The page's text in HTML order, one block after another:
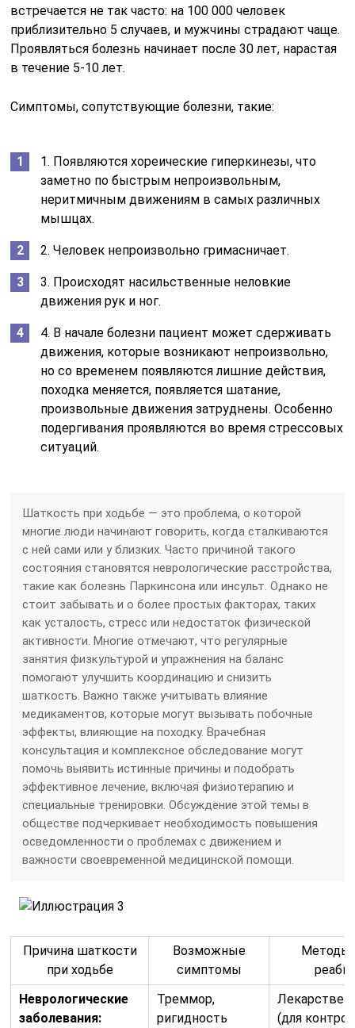
встречается не так часто: на 100 000 человек
приблизительно 5 случаев, и мужчины страдают чаще.
Проявляться болезнь начинает после 30 лет, нарастая
в течение 5-10 лет.
Симптомы, сопутствующие болезни, такие:
1. Появляются хореические гиперкинезы, что
заметно по быстрым непроизвольным,
неритмичным движениям в самых различных
мышцах.
2. Человек непроизвольно гримасничает.
3. Происходят насильственные неловкие
движения рук и ног.
4. В начале болезни пациент может сдерживать
движения, которые возникают непроизвольно,
но со временем появляются лишние действия,
походка меняется, появляется шатание,
произвольные движения затруднены. Особенно
подергивания проявляются во время стрессовых
ситуаций.
Шаткость при ходьбе — это проблема, о которой
многие люди начинают говорить, когда сталкиваются
с ней сами или у близких. Часто причиной такого
состояния становятся неврологические расстройства,
такие как болезнь Паркинсона или инсульт. Однако не
стоит забывать и о более простых факторах, таких
как усталость, стресс или недостаток физической
активности. Многие отмечают, что регулярные
занятия физкультурой и упражнения на баланс
помогают улучшить координацию и снизить
шаткость. Важно также учитывать влияние
медикаментов, которые могут вызывать побочные
эффекты, влияющие на походку. Врачебная
консультация и комплексное обследование могут
помочь выявить истинные причины и подобрать
эффективное лечение, включая физиотерапию и
специальные тренировки. Обсуждение этой темы в
обществе подчеркивает необходимость повышения
осведомленности о проблемах с движением и
важности своевременной медицинской помощи.
Причина шаткости
при ходьбе
Возможные
симптомы
Методы
Неврологические
заболевания:
Треммор,
ригидность
(для